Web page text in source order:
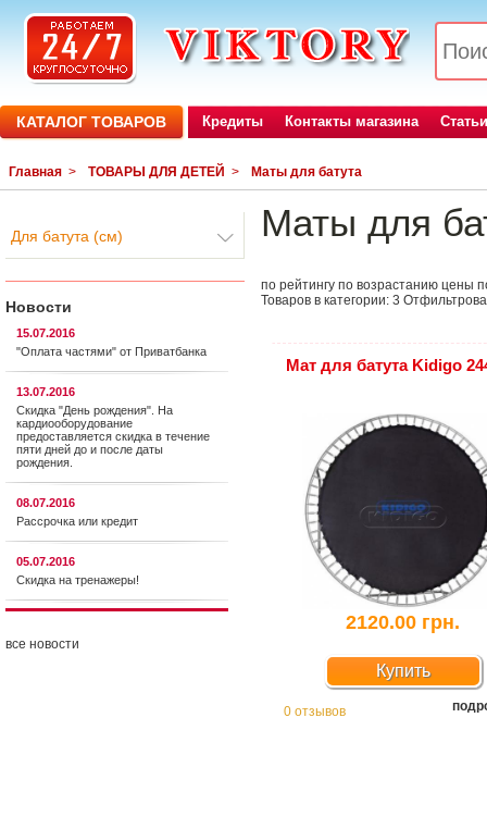
КАТАЛОГ ТОВАРОВ Кредиты Контакты магазина Статьи
Главная > ТОВАРЫ ДЛЯ ДЕТЕЙ > Маты для батута
Для батута (см)
Новости
15.07.2016
"Оплата частями" от Приватбанка
13.07.2016
Скидка "День рождения". На
кардиооборудование
предоставляется cкидка в течение
пяти дней до и после даты
рождения.
08.07.2016
Рассрочка или кредит
05.07.2016
Скидка на тренажеры!
все новости
Маты для
по рейтингу по возрастанию цены
Товаров в категории: 3
Мат для батута Kidigo
2120.00 грн.
Купить
0 отзывов